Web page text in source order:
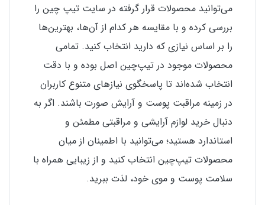
می‌توانید محصولات قرار گرفته در سایت تیپ چین را
بررسی کرده و با مقایسه هر کدام از آن‌ها، بهترین‌ها
را بر اساس نیازی که دارید انتخاب کنید. تمامی
محصولات موجود در تیپ‌چین اصل بوده و با دقت
انتخاب شده‌اند تا پاسخگوی نیازهای متنوع کاربران
در زمینه مراقبت پوست و آرایش صورت باشند. اگر به
دنبال خرید لوازم آرایشی و مراقبتی مطمئن و
استاندارد هستید؛ می‌توانید با اطمینان از میان
محصولات تیپ‌چین انتخاب کنید و از زیبایی همراه با
سلامت پوست و موی خود، لذت ببرید.